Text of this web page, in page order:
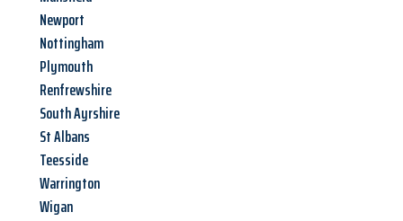
Newport
Nottingham
Plymouth
Renfrewshire
South Ayrshire
St Albans
Teesside
Warrington
Wigan